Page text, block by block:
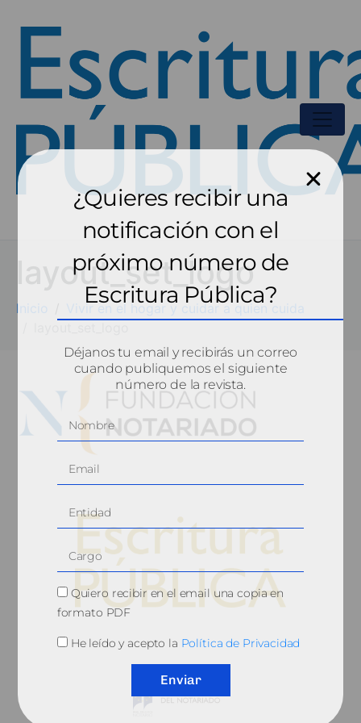
layout_set_logo
Inicio
Vivir en el hogar y cuidar a quien cuida
¿Quieres recibir una
notificación con el
próximo número de
Escritura Pública?
Déjanos tu email y recibirás un correo
cuando publiquemos el siguiente
número de la revista.
Quiero recibir en el email una copia en
formato PDF
He leído y acepto la Política de Privacidad
Enviar